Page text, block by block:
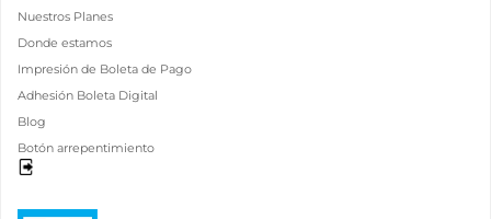
Nuestros Planes
Donde estamos
Impresión de Boleta de Pago
Adhesión Boleta Digital
Blog
Botón arrepentimiento